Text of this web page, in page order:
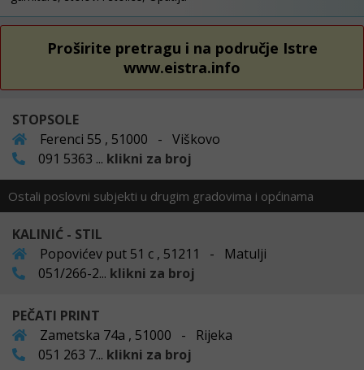
Proširite pretragu i na područje Istre
www.eistra.info
STOPSOLE
Ferenci 55 , 51000 - Viškovo
091 5363 ... klikni za broj
Ostali poslovni subjekti u drugim gradovima i općinama
KALINIĆ - STIL
Popovićev put 51 c , 51211 - Matulji
051/266-2... klikni za broj
PEČATI PRINT
Zametska 74a , 51000 - Rijeka
051 263 7... klikni za broj